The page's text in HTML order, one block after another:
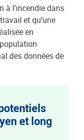
à l’incendie dans
et qu’une
en
des données de
et long